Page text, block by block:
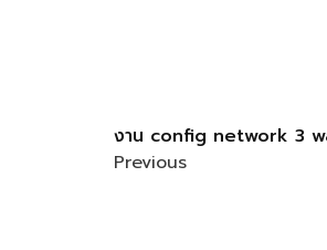
งาน config network 3
Previous